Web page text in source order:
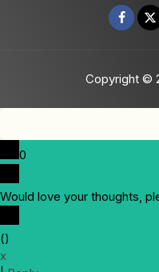
Copyright ©
0
Would love your thoughts,
()
x